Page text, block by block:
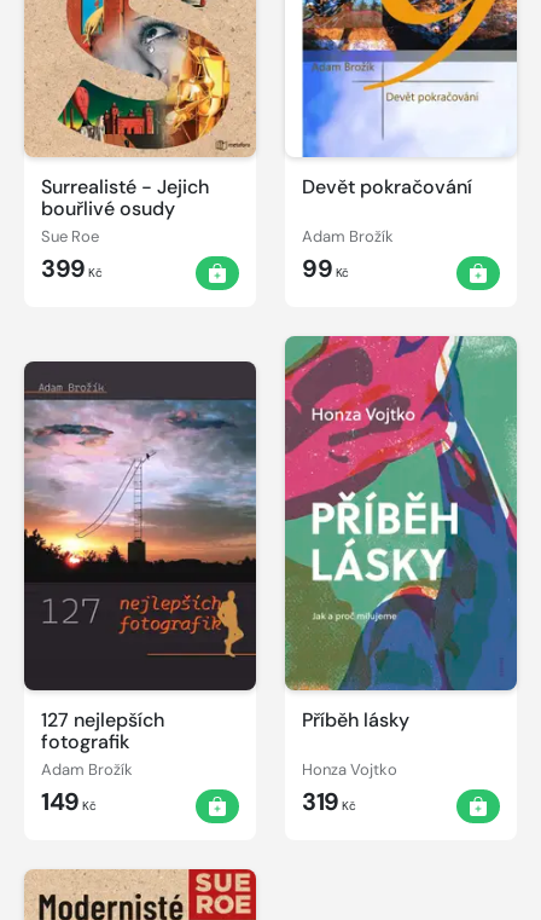
Surrealisté - Jejich
bouřlivé osudy
Sue Roe
399 Kč
Devět pokračování
Adam Brožík
99 Kč
127 nejlepších
fotografik
Adam Brožík
149 Kč
Příběh lásky
Honza Vojtko
319 Kč